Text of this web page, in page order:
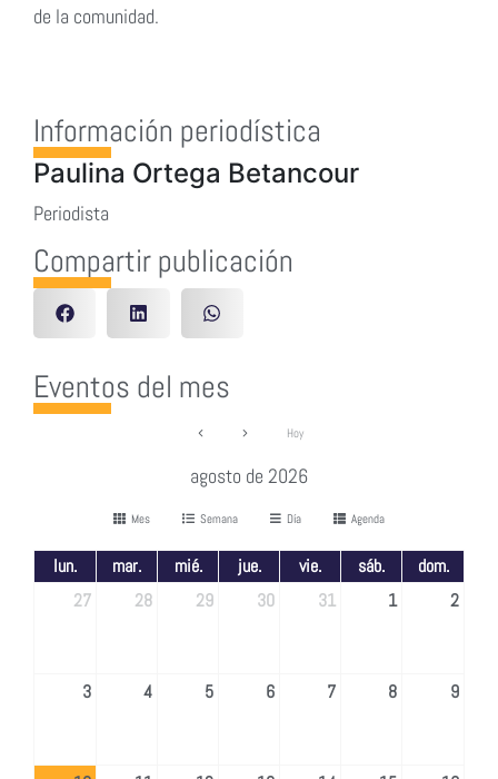
de la comunidad.
Información periodística
Paulina Ortega Betancour
Periodista
Compartir publicación
Eventos del mes
Hoy
agosto de 2026
Mes Semana Día Agenda
lun. mar. mié. jue. vie. sáb.
dom.
27
28 29 30 31 1 2
3 4 5 6 7 8 9